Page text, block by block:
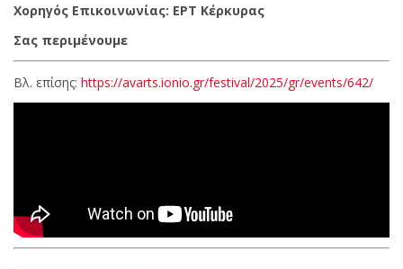
Χορηγός Επικοινωνίας: ΕΡΤ Κέρκυρας
Σας περιμένουμε
Βλ. επίσης: https://avarts.ionio.gr/festival/2025/gr/events/642/